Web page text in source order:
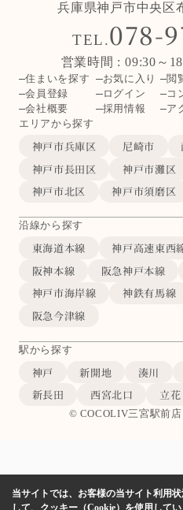
兵庫県神戸市中央区
TEL.078-
営業時間 : 09:30～
住まいを探す お気に入り
閲
会員登録
ログイン
コ
会社概要
採用情報
ア
エリアから探す
神戸市兵庫区 尼崎市
神戸市長田区
神戸市灘区
神戸市北区
神戸市須磨区
沿線から探す
東海道本線 神戸高速東西
阪神本線
阪急神戸本線
神戸市海岸線
神鉄有馬線
阪急今津線
駅から探す
神戸 新開地 湊川
新長田
西宮北口 立花
© COCOLIV三宮駅前
当サイトでは、お客様の当サイト利用
して、クッキー（Cookie）を使用してい